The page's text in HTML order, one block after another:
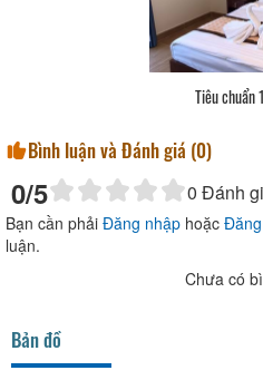
Tiêu chuẩn
Bình luận và Đánh giá (0)
0/5 0 Đánh
Bạn cần phải Đăng nhập hoặc
luận.
Chưa có
Bản đồ